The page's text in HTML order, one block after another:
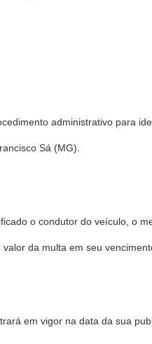
administrativo para
Sá (MG).
o condutor do veículo, o
da multa em seu
em vigor na data da sua